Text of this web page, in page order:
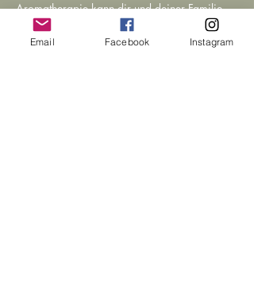
Aromatherapie kann dir und deiner Familie
wertvolle
Unterstützung leisten.
Email Facebook Instagram